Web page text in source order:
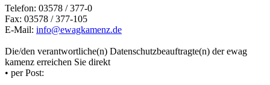
Telefon: 03578 / 377-0
Fax: 03578 / 377-105
E-Mail: info@ewagkamenz.de
Die/den verantwortliche(n) Datenschutzbeauftragte(n) der ewag
kamenz erreichen Sie direkt
• per Post: